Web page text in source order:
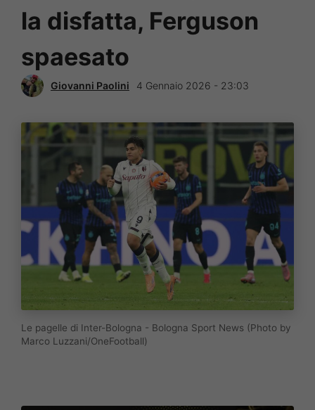
la disfatta, Ferguson
spaesato
Giovanni Paolini 4 Gennaio 2026 - 23:03
Le pagelle di Inter-Bologna - Bologna Sport News (Photo by
Marco Luzzani/OneFootball)